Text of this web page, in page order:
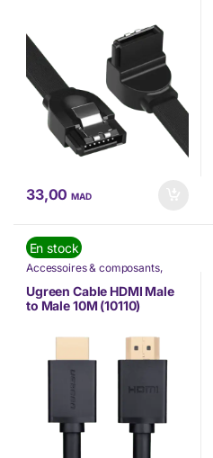
33,00MAD
En stock
Accessoires & composants,
Accessoires Mobilité
Câbles
Informatique,Nos Marques,
TÉLÉPHONIE,Ugreen
Ugreen Cable HDMI Male
to Male 10M (10110)